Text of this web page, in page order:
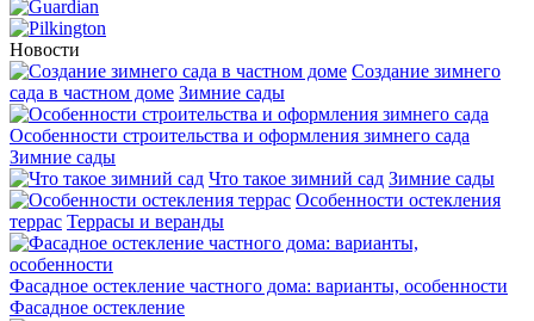
Новости
Создание зимнего
сада в частном доме Зимние сады
Особенности строительства и оформления зимнего сада
Зимние сады
Что такое зимний сад Зимние сады
Особенности остекления
террас Террасы и веранды
Фасадное остекление частного дома: варианты, особенности
Фасадное остекление